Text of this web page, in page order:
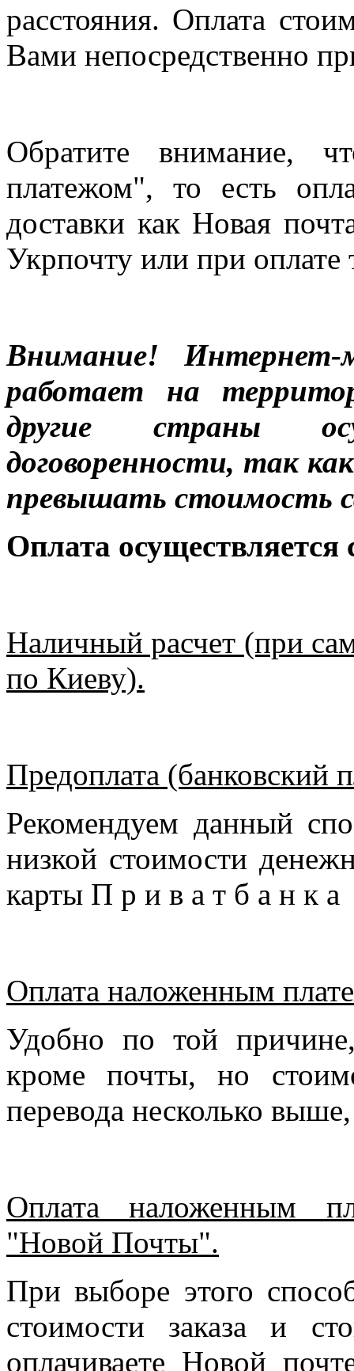
расстояния. Оплата
Вами непосредственно
Обратите внимание,
платежом", то есть
доставки как Новая
Укрпочту или при оплате
Внимание! Интернет-
работает на
другие страны
договоренности, так
превышать стоимость
Оплата
Наличный расчет (при
по Киеву).
Предоплата (банковский
Рекомендуем данный
низкой стоимости
карты П р и в а т б а н к
Оплата наложенным
Удобно по той
кроме почты, но
перевода несколько
Оплата наложенным
"Новой Почты".
При выборе этого
стоимости заказа и
оплачиваете Новой